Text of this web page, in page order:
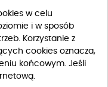
w celu
i w sposób
Korzystanie z
cookies oznacza,
końcowym. Jeśli